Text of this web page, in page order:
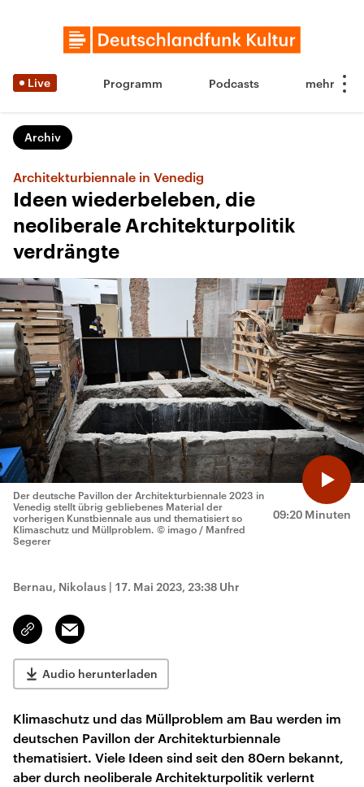
Live Programm Podcasts
Archiv
Architekturbiennale in Venedig
Ideen wiederbeleben, die
neoliberale Architekturpolitik
verdrängte
09:20 Minuten
Der deutsche Pavillon der Architekturbiennale 2023 in
Venedig stellt übrig gebliebenes Material der
vorherigen Kunstbiennale aus und thematisiert so
Klimaschutz und Müllproblem. © imago / Manfred
Segerer
Bernau, Nikolaus | 17. Mai 2023, 23:38 Uhr
Link
kopieren/teilen
Email
Audio herunterladen
Klimaschutz und das Müllproblem am Bau werden im
deutschen Pavillon der Architekturbiennale
thematisiert. Viele Ideen sind seit den 80ern bekannt,
aber durch neoliberale Architekturpolitik verlernt